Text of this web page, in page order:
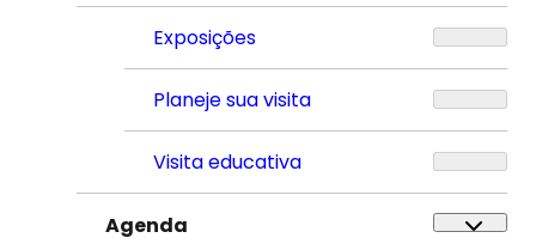
Exposições
Planeje sua visita
Visita educativa
Agenda